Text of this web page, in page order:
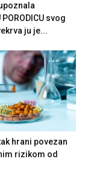
PORODICU svog
ju je...
hrani povezan
rizikom od